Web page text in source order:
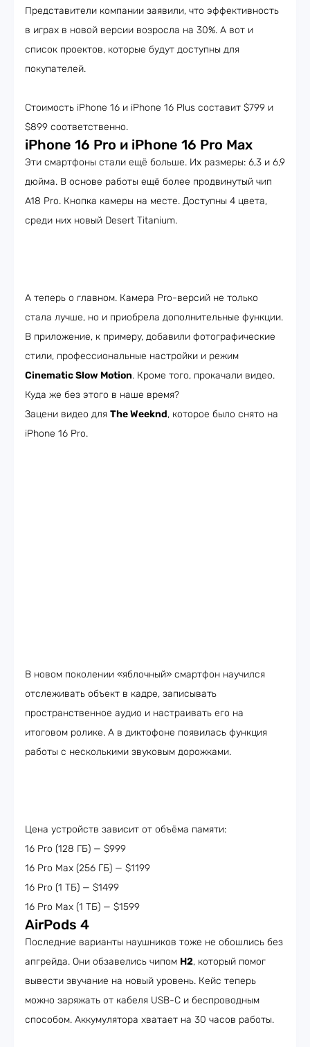
Представители компании заявили, что эффективность
в играх в новой версии возросла на 30%. А вот и
список проектов, которые будут доступны для
покупателей.
Стоимость iPhone 16 и iPhone 16 Plus составит $799 и
$899 соответственно.
iPhone 16 Pro и iPhone 16 Pro Max
Эти смартфоны стали ещё больше. Их размеры: 6,3 и 6,9
дюйма. В основе работы ещё более продвинутый чип
A18 Pro. Кнопка камеры на месте. Доступны 4 цвета,
среди них новый Desert Titanium.
А теперь о главном. Камера Pro-версий не только
стала лучше, но и приобрела дополнительные функции.
В приложение, к примеру, добавили фотографические
стили, профессиональные настройки и режим
Cinematic Slow Motion. Кроме того, прокачали видео.
Куда же без этого в наше время?
Зацени видео для The Weeknd, которое было снято на
iPhone 16 Pro.
В новом поколении «яблочный» смартфон научился
отслеживать объект в кадре, записывать
пространственное аудио и настраивать его на
итоговом ролике. А в диктофоне появилась функция
работы с несколькими звуковым дорожками.
Цена устройств зависит от объёма памяти:
16 Pro (128 ГБ) — $999
16 Pro Max (256 ГБ) — $1199
16 Pro (1 ТБ) — $1499
16 Pro Max (1 ТБ) — $1599
AirPods 4
Последние варианты наушников тоже не обошлись без
апгрейда. Они обзавелись чипом H2, который помог
вывести звучание на новый уровень. Кейс теперь
можно заряжать от кабеля USB-C и беспроводным
способом. Аккумулятора хватает на 30 часов работы.